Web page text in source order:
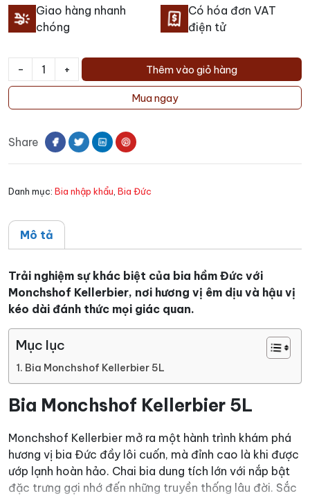
Giao hàng nhanh
chóng
Có hóa đơn VAT
điện tử
-
Bia
Monchshof
Kellerbier
số
+ Thêm vào giỏ hàng
Mua ngay
Share
Danh mục: Bia nhập khẩu, Bia Đức
Mô tả
Trải nghiệm sự khác biệt của bia hầm Đức với
Monchshof Kellerbier, nơi hương vị êm dịu và hậu vị
kéo dài đánh thức mọi giác quan.
Mục lục
Bia Monchshof Kellerbier 5L
Bia Monchshof Kellerbier 5L
Monchshof Kellerbier mở ra một hành trình khám phá
hương vị bia Đức đầy lôi cuốn, mà đỉnh cao là khi được
ướp lạnh hoàn hảo. Chai bia dung tích lớn với nắp bật
đặc trưng gợi nhớ đến những truyền thống lâu đời. Sắc